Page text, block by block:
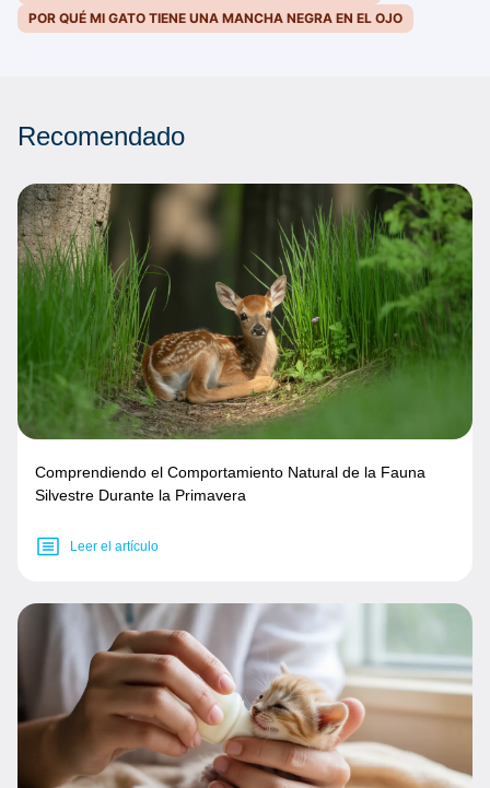
POR QUÉ MI GATO TIENE UNA MANCHA NEGRA EN EL OJO
Recomendado
Comprendiendo el Comportamiento Natural de la Fauna
Silvestre Durante la Primavera
Leer el artículo